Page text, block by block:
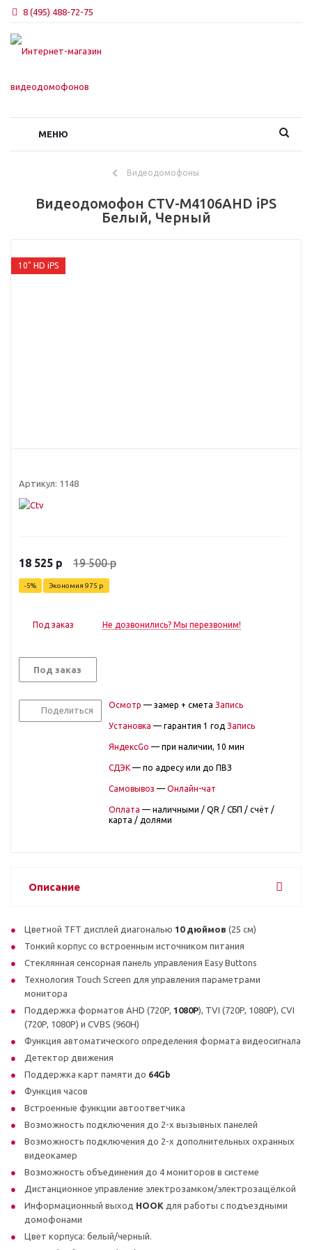
8 (495) 488-72-75
МЕНЮ
Видеодомофоны
Видеодомофон CTV-M4106AHD iPS
Белый, Черный
10" HD iPS
Артикул: 1148
18 525 р 19 500р
-5% Экономия 975 р
Под заказ Не дозвонились? Мы перезвоним!
Под заказ
Поделиться
Осмотр — замер + смета Запись
Установка — гарантия 1 год Запись
ЯндексGo — при наличии, 10 мин
СДЭК — по адресу или до ПВЗ
Самовывоз — Онлайн-чат
Оплата — наличными / QR / СБП / счёт /
карта / долями
Описание
Цветной TFT дисплей диагональю 10 дюймов (25 см)
Тонкий корпус со встроенным источником питания
Стеклянная сенсорная панель управления Easy Buttons
Технология Touch Screen для управления параметрами
монитора
Поддержка форматов AHD (720P, 1080P), TVI (720P, 1080P), CVI
(720P, 1080P) и CVBS (960H)
Функция автоматического определения формата видеосигнала
Детектор движения
Поддержка карт памяти до 64Gb
Функция часов
Встроенные функции автоответчика
Возможность подключения до 2-х вызывных панелей
Возможность подключения до 2-х дополнительных охранных
видеокамер
Возможность объединения до 4 мониторов в системе
Дистанционное управление электрозамком/электрозащёлкой
Информационный выход HOOK для работы с подъездными
домофонами
Цвет корпуса: белый/черный.